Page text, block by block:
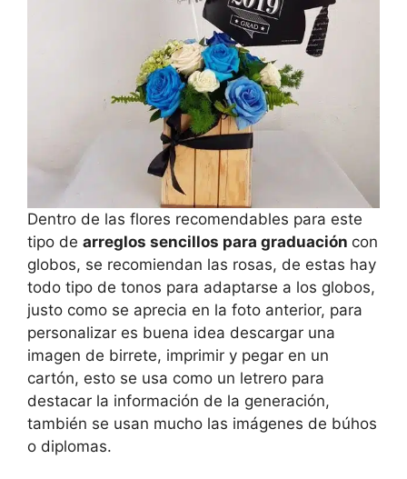
Dentro de las flores recomendables para este
tipo de arreglos sencillos para graduación con
globos, se recomiendan las rosas, de estas hay
todo tipo de tonos para adaptarse a los globos,
justo como se aprecia en la foto anterior, para
personalizar es buena idea descargar una
imagen de birrete, imprimir y pegar en un
cartón, esto se usa como un letrero para
destacar la información de la generación,
también se usan mucho las imágenes de búhos
o diplomas.